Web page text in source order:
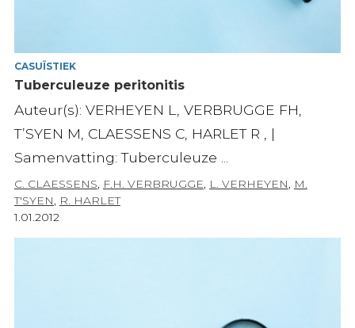
CASUÏSTIEK
Tuberculeuze peritonitis
Auteur(s): VERHEYEN L, VERBRUGGE FH,
T’SYEN M, CLAESSENS C, HARLET R , |
Samenvatting: Tuberculeuze ...
C. CLAESSENS, F.H. VERBRUGGE, L. VERHEYEN, M.
T'SYEN, R. HARLET
1.01.2012